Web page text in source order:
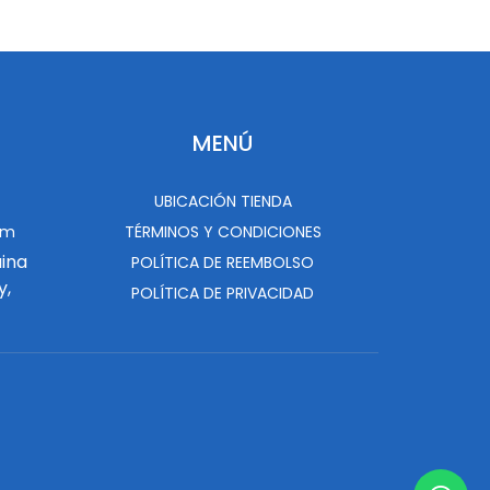
MENÚ
UBICACIÓN TIENDA
TÉRMINOS Y CONDICIONES
POLÍTICA DE REEMBOLSO
POLÍTICA DE PRIVACIDAD